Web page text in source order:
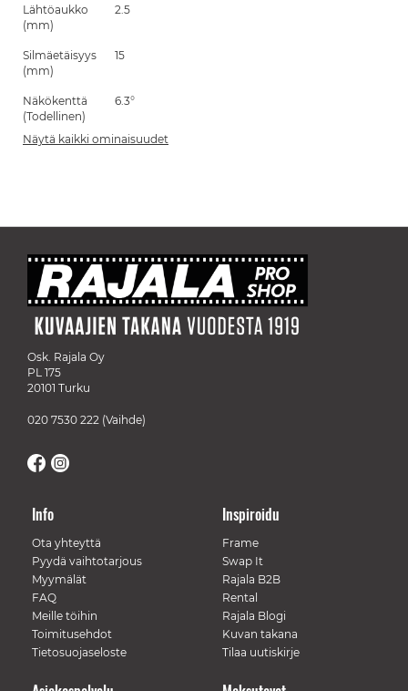
Lähtöaukko
(mm)
2.5
Silmäetäisyys
(mm)
15
Näkökenttä
(Todellinen)
6.3°
Näytä kaikki ominaisuudet
Osk. Rajala Oy
PL 175
20101 Turku
020 7530 222 (Vaihde)
Info
Ota yhteyttä
Pyydä vaihtotarjous
Myymälät
FAQ
Meille töihin
Toimitusehdot
Tietosuojaseloste
Inspiroidu
Frame
Swap It
Rajala B2B
Rental
Rajala Blogi
Kuvan takana
Tilaa uutiskirje